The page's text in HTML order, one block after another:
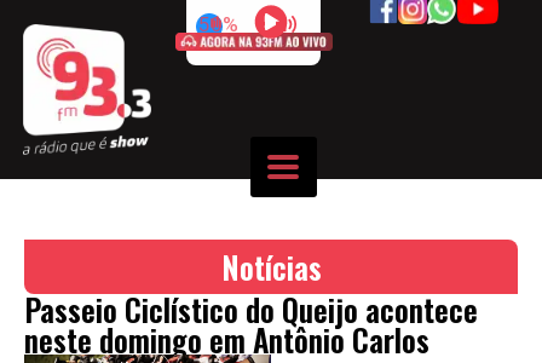
50%
Notícias
Passeio Ciclístico do Queijo acontece
neste domingo em Antônio Carlos